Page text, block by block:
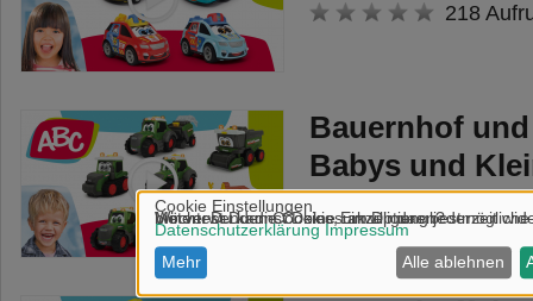
218
Bauernhof
Babys und
ABC